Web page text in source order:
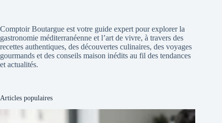
Comptoir Boutargue est votre guide expert pour explorer la
gastronomie méditerranéenne et l’art de vivre, à travers des
recettes authentiques, des découvertes culinaires, des voyages
gourmands et des conseils maison inédits au fil des tendances
et actualités.
Articles populaires